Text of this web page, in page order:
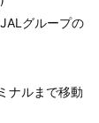
グループの
ナルまで移動